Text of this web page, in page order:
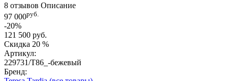
8 отзывов Описание
97 000руб.
-20%
121 500 руб.
Скидка 20 %
Артикул:
229731/T86_-бежевый
Бренд: